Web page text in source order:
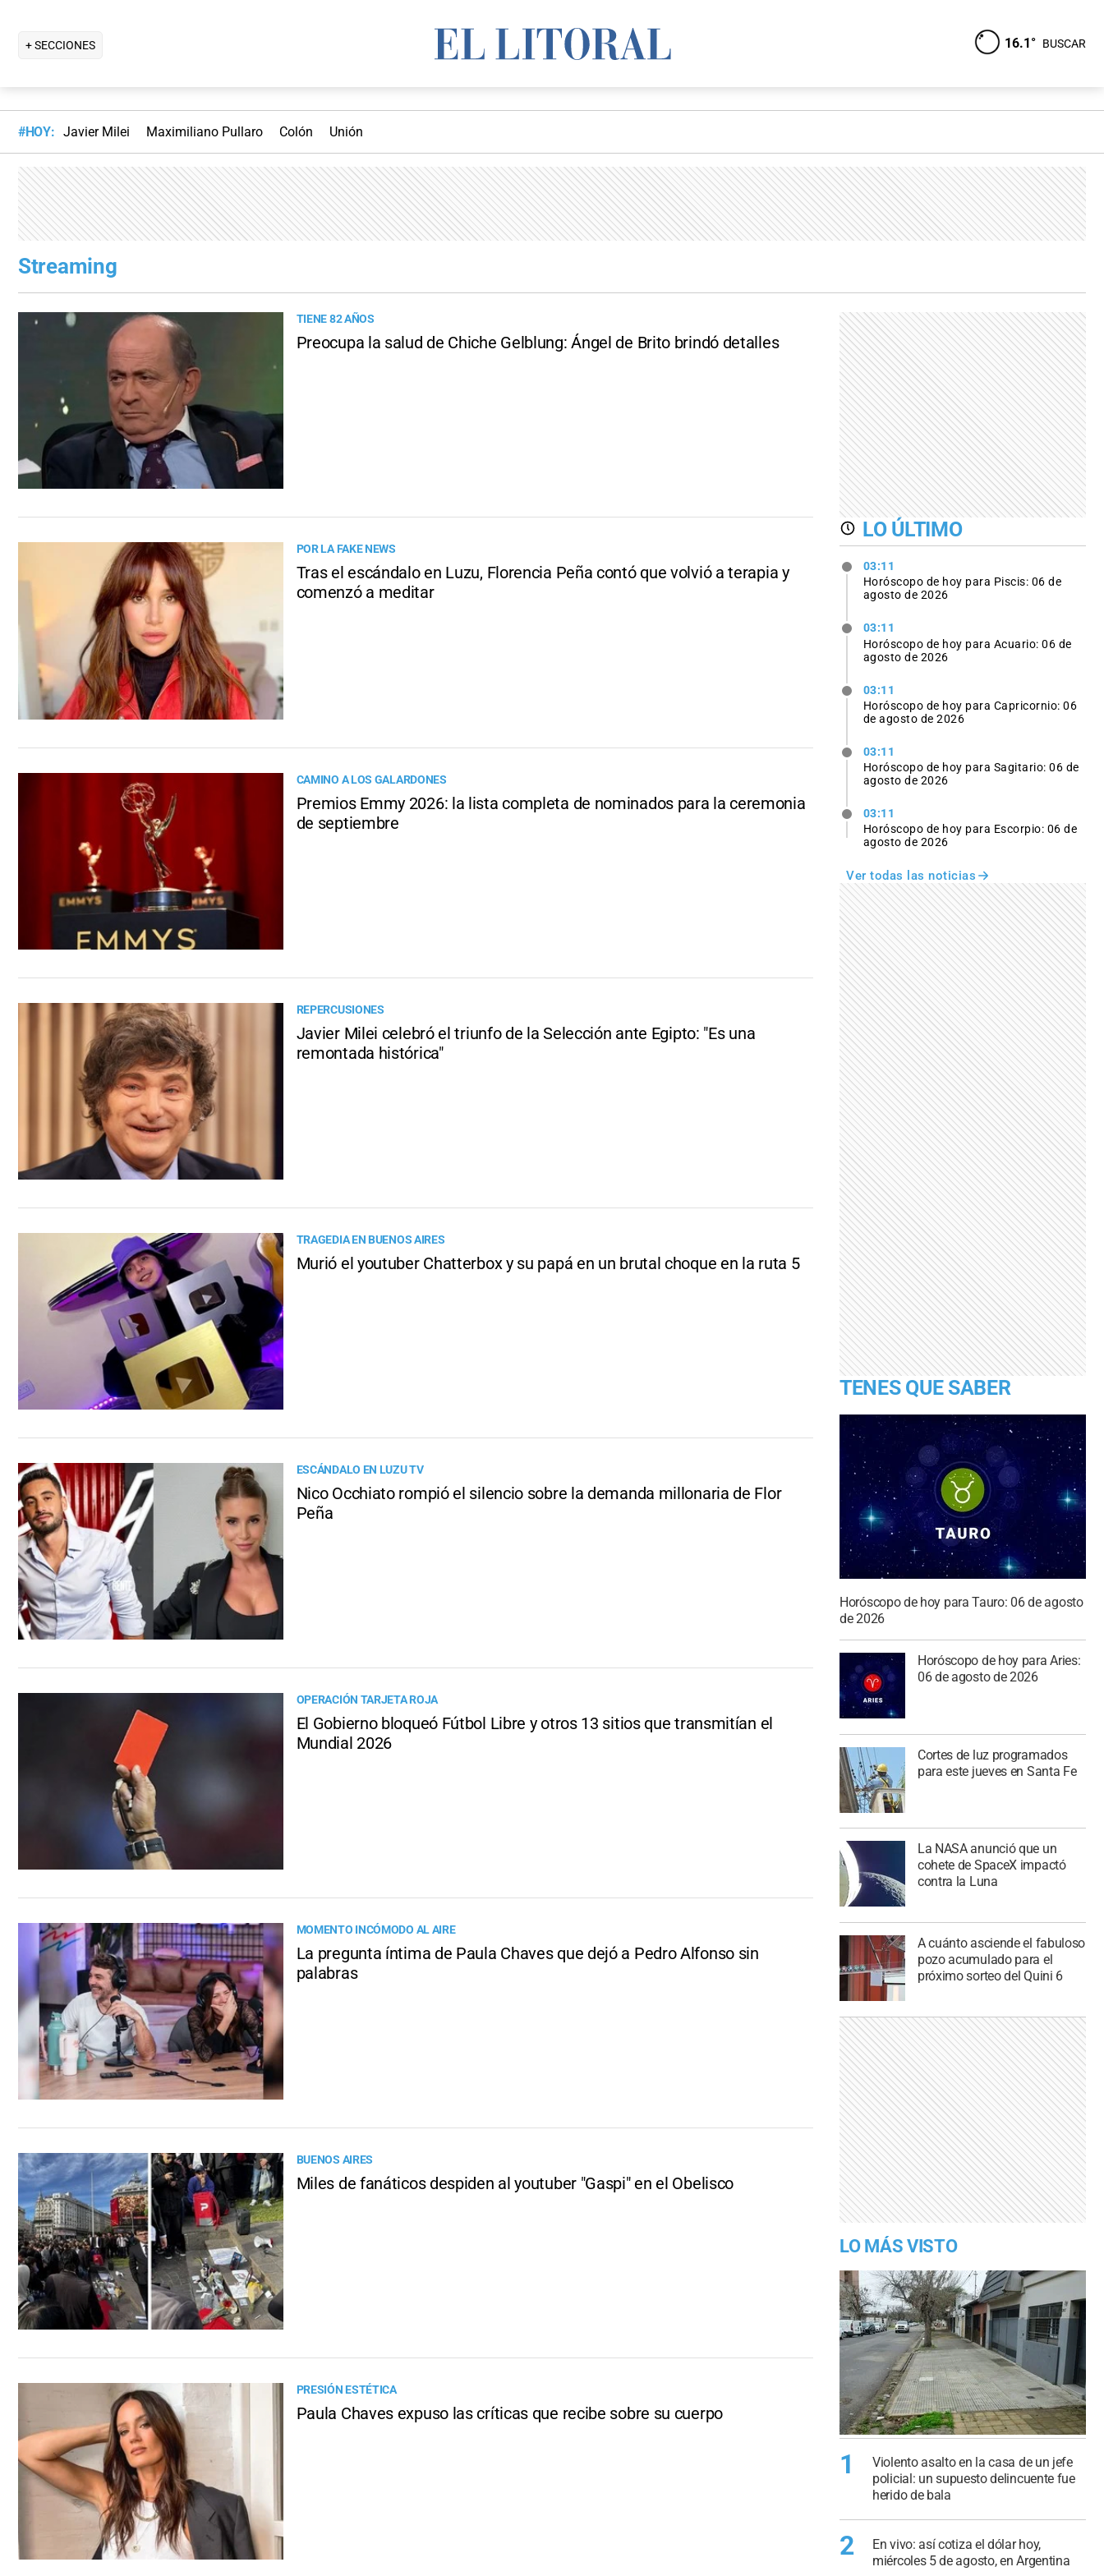
+ SECCIONES 16.1° BUSCAR
#HOY: Javier Milei Maximiliano Pullaro Colón Unión
Streaming
TIENE 82 AÑOS
Preocupa la salud de Chiche Gelblung: Ángel de Brito brindó detalles
POR LA FAKE NEWS
Tras el escándalo en Luzu, Florencia Peña contó que volvió a terapia y
comenzó a meditar
CAMINO A LOS GALARDONES
Premios Emmy 2026: la lista completa de nominados para la ceremonia
de septiembre
REPERCUSIONES
Javier Milei celebró el triunfo de la Selección ante Egipto: "Es una
remontada histórica"
TRAGEDIA EN BUENOS AIRES
Murió el youtuber Chatterbox y su papá en un brutal choque en la ruta 5
ESCÁNDALO EN LUZU TV
Nico Occhiato rompió el silencio sobre la demanda millonaria de Flor
Peña
OPERACIÓN TARJETA ROJA
El Gobierno bloqueó Fútbol Libre y otros 13 sitios que transmitían el
Mundial 2026
MOMENTO INCÓMODO AL AIRE
La pregunta íntima de Paula Chaves que dejó a Pedro Alfonso sin
palabras
BUENOS AIRES
Miles de fanáticos despiden al youtuber "Gaspi" en el Obelisco
PRESIÓN ESTÉTICA
Paula Chaves expuso las críticas que recibe sobre su cuerpo
LO ÚLTIMO
03:11
Horóscopo de hoy para Piscis: 06 de
agosto de 2026
03:11
Horóscopo de hoy para Acuario: 06 de
agosto de 2026
03:11
Horóscopo de hoy para Capricornio: 06
de agosto de 2026
03:11
Horóscopo de hoy para Sagitario: 06 de
agosto de 2026
03:11
Horóscopo de hoy para Escorpio: 06 de
agosto de 2026
Ver todas las noticias
TENES QUE SABER
Horóscopo de hoy para Tauro: 06 de agosto
de 2026
Horóscopo de hoy para Aries:
06 de agosto de 2026
Cortes de luz programados
para este jueves en Santa Fe
La NASA anunció que un
cohete de SpaceX impactó
contra la Luna
A cuánto asciende el fabuloso
pozo acumulado para el
próximo sorteo del Quini 6
LO MÁS VISTO
1
Violento asalto en la casa de un jefe
policial: un supuesto delincuente fue
herido de bala
2
En vivo: así cotiza el dólar hoy,
miércoles 5 de agosto, en Argentina